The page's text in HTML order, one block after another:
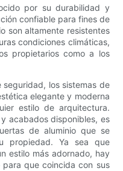
por su durabilidad y
confiable para fines de
son altamente resistentes
condiciones climáticas,
propietarios como a los
los sistemas de
elegante y moderna
estilo de arquitectura.
acabados disponibles, es
de aluminio que se
propiedad. Ya sea que
estilo más adornado, hay
que coincida con sus